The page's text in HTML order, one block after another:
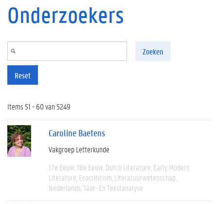
Onderzoekers
Zoeken
Reset
Items 51 - 60 van 5249
Caroline Baetens
Vakgroep Letterkunde
17e Eeuw 18e Eeuw Dutch Literature Early Modern
Literature Ecocriticism Literatuurwetenschap
Nederlands Taal- En Tekstanalyse